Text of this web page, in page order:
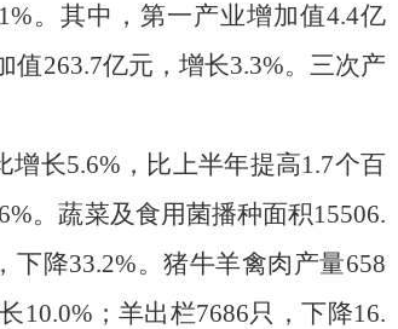
%。 其中，第一产业增加值4.4亿
值263.7亿元，增长3.3%。三次产
增长5.6% ，比上半年提高1.7个百
。蔬菜及食用菌播种面积15506.
下降33.2%。猪牛羊禽肉产量658
10.0% ；羊出栏7686只，下降16.